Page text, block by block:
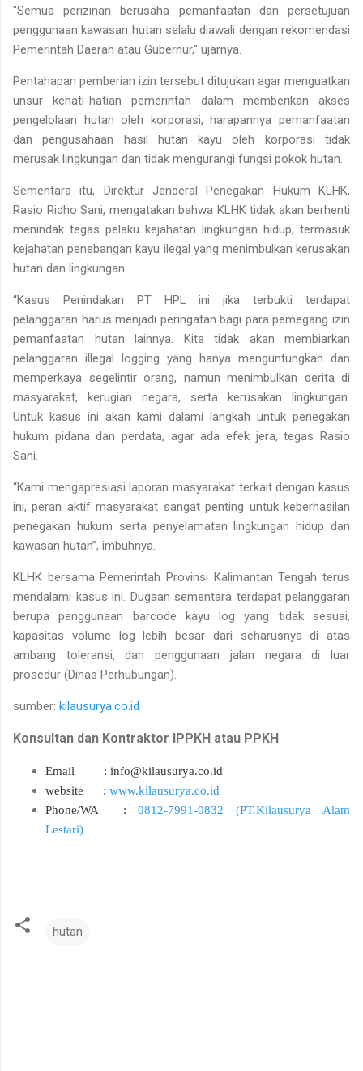
"Semua perizinan berusaha pemanfaatan dan persetujuan
penggunaan kawasan hutan selalu diawali dengan rekomendasi
Pemerintah Daerah atau Gubernur," ujarnya.
Pentahapan pemberian izin tersebut ditujukan agar menguatkan
unsur kehati-hatian pemerintah dalam memberikan akses
pengelolaan hutan oleh korporasi, harapannya pemanfaatan
dan pengusahaan hasil hutan kayu oleh korporasi tidak
merusak lingkungan dan tidak mengurangi fungsi pokok hutan.
Sementara itu, Direktur Jenderal Penegakan Hukum KLHK,
Rasio Ridho Sani, mengatakan bahwa KLHK tidak akan berhenti
menindak tegas pelaku kejahatan lingkungan hidup, termasuk
kejahatan penebangan kayu ilegal yang menimbulkan kerusakan
hutan dan lingkungan.
“Kasus Penindakan PT HPL ini jika terbukti terdapat
pelanggaran harus menjadi peringatan bagi para pemegang izin
pemanfaatan hutan lainnya. Kita tidak akan membiarkan
pelanggaran illegal logging yang hanya menguntungkan dan
memperkaya segelintir orang, namun menimbulkan derita di
masyarakat, kerugian negara, serta kerusakan lingkungan.
Untuk kasus ini akan kami dalami langkah untuk penegakan
hukum pidana dan perdata, agar ada efek jera, tegas Rasio
Sani.
“Kami mengapresiasi laporan masyarakat terkait dengan kasus
ini, peran aktif masyarakat sangat penting untuk keberhasilan
penegakan hukum serta penyelamatan lingkungan hidup dan
kawasan hutan”, imbuhnya.
KLHK bersama Pemerintah Provinsi Kalimantan Tengah terus
mendalami kasus ini. Dugaan sementara terdapat pelanggaran
berupa penggunaan barcode kayu log yang tidak sesuai,
kapasitas volume log lebih besar dari seharusnya di atas
ambang toleransi, dan penggunaan jalan negara di luar
prosedur (Dinas Perhubungan).
sumber: kilausurya.co.id
Konsultan dan Kontraktor IPPKH atau PPKH
Email : info@kilausurya.co.id
website
: www.kilausurya.co.id
Phone/WA :
0812-7991-0832 (PT.Kilausurya Alam
Lestari)
hutan